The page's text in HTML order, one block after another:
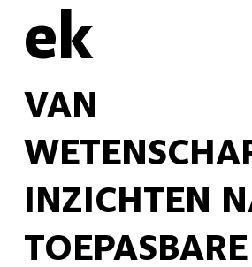
ek
VAN
INZICHTEN
TOEPASBARE